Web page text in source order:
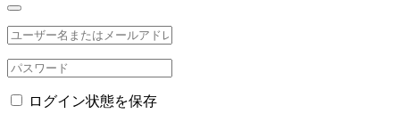
ログイン状態を保存